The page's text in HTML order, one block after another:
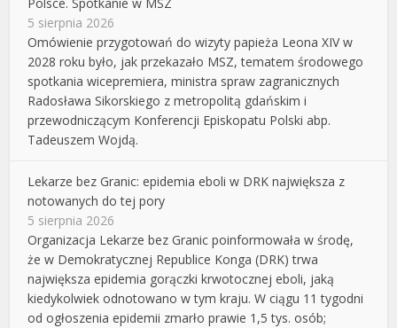
Polsce. Spotkanie w MSZ
5 sierpnia 2026
Omówienie przygotowań do wizyty papieża Leona XIV w
2028 roku było, jak przekazało MSZ, tematem środowego
spotkania wicepremiera, ministra spraw zagranicznych
Radosława Sikorskiego z metropolitą gdańskim i
przewodniczącym Konferencji Episkopatu Polski abp.
Tadeuszem Wojdą.
Lekarze bez Granic: epidemia eboli w DRK największa z
notowanych do tej pory
5 sierpnia 2026
Organizacja Lekarze bez Granic poinformowała w środę,
że w Demokratycznej Republice Konga (DRK) trwa
największa epidemia gorączki krwotocznej eboli, jaką
kiedykolwiek odnotowano w tym kraju. W ciągu 11 tygodni
od ogłoszenia epidemii zmarło prawie 1,5 tys. osób;